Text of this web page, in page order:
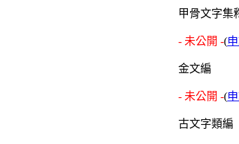
甲骨文字集
- 未公開 -(
金文編
- 未公開 -(
古文字類編